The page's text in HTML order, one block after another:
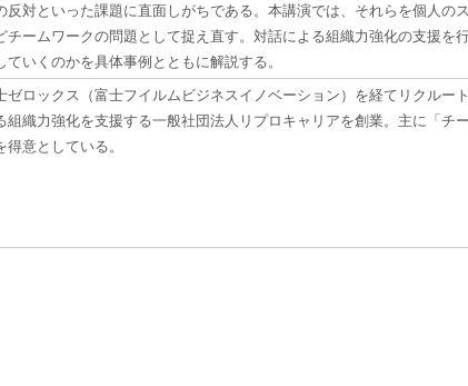
反対といった課題に直面しがちである。本講演では、それらを個人
チームワークの問題として捉え直す。対話による組織力強化の支援
ていくのかを具体事例とともに解説する。
ゼロックス（富士フイルムビジネスイノベーション）を経てリクル
組織力強化を支援する一般社団法人リプロキャリアを創業。主に「
得意としている。